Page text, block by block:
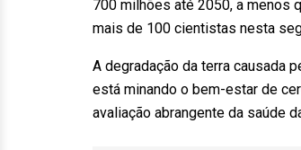
700 milhões até 2050, a menos
mais de 100 cientistas nesta
A degradação da terra causada
está minando o bem-estar de
avaliação abrangente da saúde